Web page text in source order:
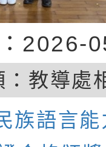
2026-
教導處
族語言